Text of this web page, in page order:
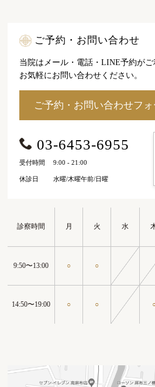
診察時間 月 火 水
9:50〜13:00 ○ ○
14:50〜19:00 ○ ○
ご予約・お問い合わせ
当院はメール・電話・LINE予約がご
お気軽にお問い合わせください。
ご予約・お問い合わせフ
03-6453-6955
受付時間 9:00 - 21:00
休診日 水曜/木曜午前/日曜